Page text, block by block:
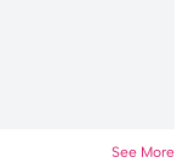
See More